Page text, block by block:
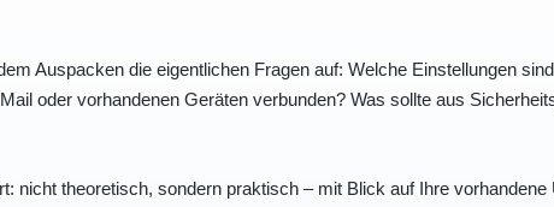
Auspacken die eigentlichen Fragen auf: Welche Einstellungen
oder vorhandenen Geräten verbunden? Was sollte aus
nicht theoretisch, sondern praktisch – mit Blick auf Ihre vorhandene